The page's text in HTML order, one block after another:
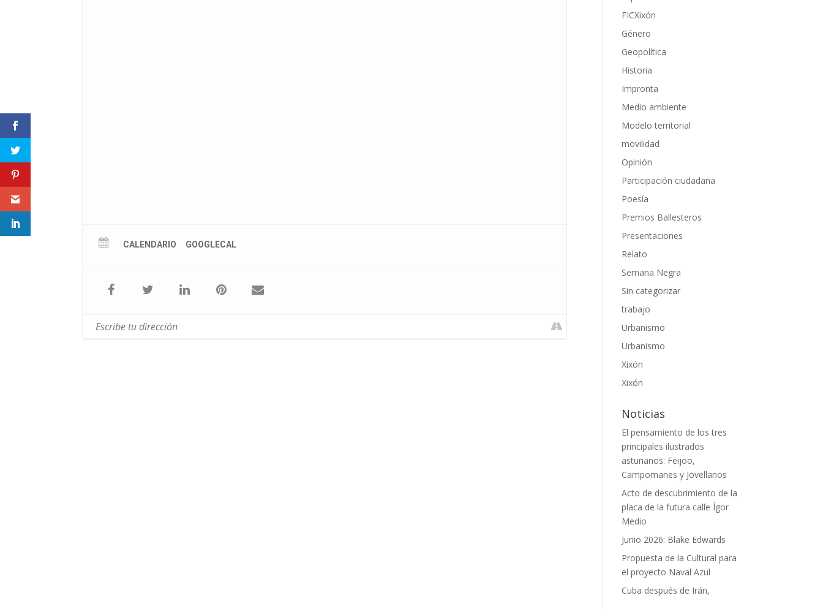
CALENDARIO GOOGLECAL
FICXixón
Género
Geopolítica
Historia
Impronta
Medio ambiente
Modelo territorial
movilidad
Opinión
Participación ciudadana
Poesía
Premios Ballesteros
Presentaciones
Relato
Semana Negra
Sin categorizar
trabajo
Urbanismo
Urbanismo
Xixón
Xixón
Noticias
El pensamiento de los tres
principales ilustrados
asturianos: Feijoo,
Campomanes y Jovellanos
Acto de descubrimiento de la
placa de la futura calle Ígor
Medio
Junio 2026: Blake Edwards
Propuesta de la Cultural para
el proyecto Naval Azul
Cuba después de Irán,